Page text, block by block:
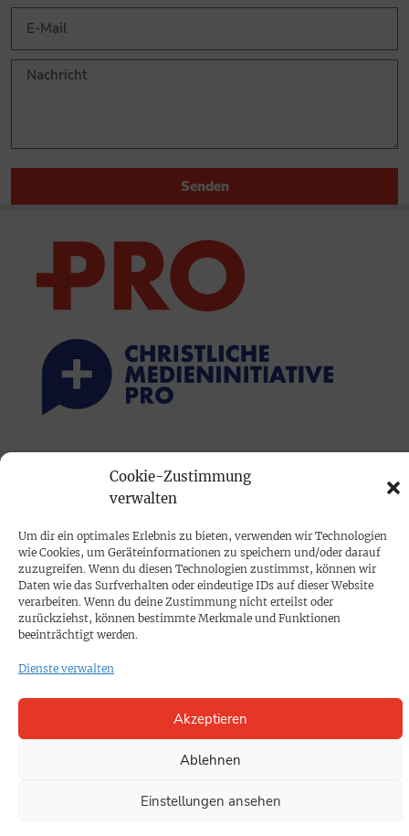
Cookie-Zustimmung
verwalten
Um dir ein optimales Erlebnis zu bieten, verwenden wir Technologien
wie Cookies, um Geräteinformationen zu speichern und/oder darauf
zuzugreifen. Wenn du diesen Technologien zustimmst, können wir
Daten wie das Surfverhalten oder eindeutige IDs auf dieser Website
verarbeiten. Wenn du deine Zustimmung nicht erteilst oder
zurückziehst, können bestimmte Merkmale und Funktionen
beeinträchtigt werden.
Dienste verwalten
Akzeptieren
Ablehnen
Einstellungen ansehen
Senden
Mediadaten
PROKOMPAKT
Impressum
SPENDEN
Cookie-Richtlinie